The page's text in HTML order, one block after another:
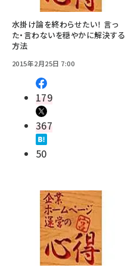
水掛け論を終わらせたい！ 言っ
た・言わないを穏やかに解決する
方法
2015年2月25日 7:00
179
367
50